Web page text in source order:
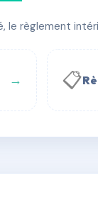
WhatsApp
règlement
→ 📋
AC6528756